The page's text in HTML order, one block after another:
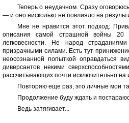
Теперь о неудачном. Сразу
— и оно нисколько не повлияло на
Мне не нравится этот подход:
описания самой страшной войны 20
легковесности. Не народ
призрачными силами. Есть тут
неосознанной попыткой оправдаться
диверсантов некими
рассчитывающих почти исключительно на
Повторяю еще раз, это личные мои
Продолжение буду ждать и
Ведь затягивает...